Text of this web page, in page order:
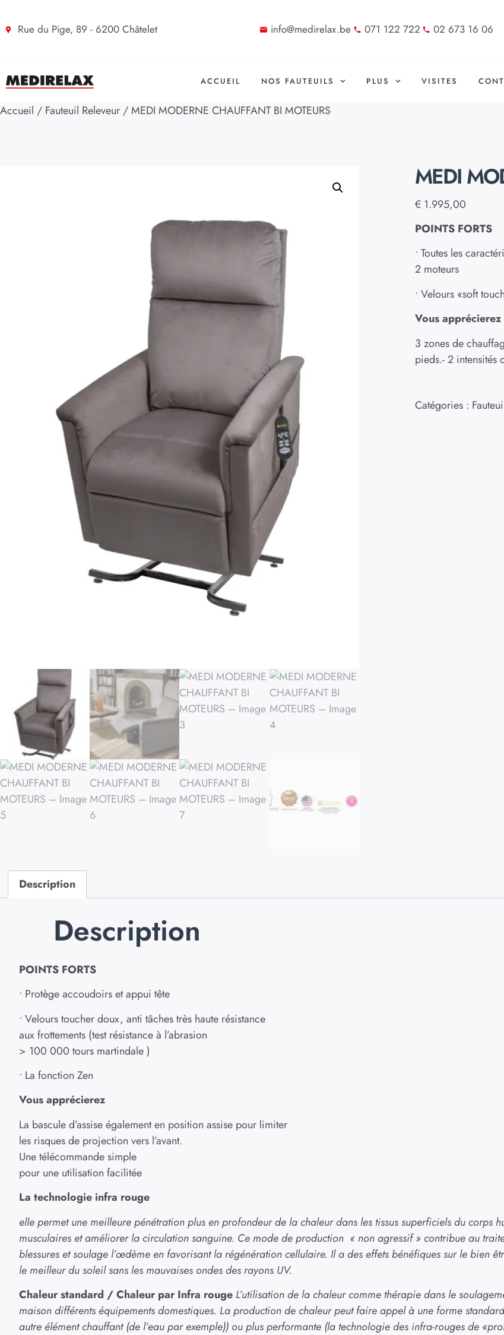
Rue du Pige, 89 - 6200 Châtelet info@medirelax.be 071 122 722 02 673 16 06
ACCUEIL NOS FAUTEUILS PLUS VISITES
Accueil / Fauteuil Releveur / MEDI MODERNE CHAUFFANT BI MOTEURS
MEDI
€1.995,00
POINTS FORTS
• Toutes les
2 moteurs
• Velours «soft
Vous apprécierez
3 zones de
pieds.- 2
Catégories :
Description
Description
POINTS FORTS
• Protège accoudoirs et appui tête
• Velours toucher doux, anti tâches très haute résistance
aux frottements (test résistance à l’abrasion
> 100 000 tours martindale )
• La fonction Zen
Vous apprécierez
La bascule d’assise également en position assise pour limiter
les risques de projection vers l’avant.
Une télécommande simple
pour une utilisation facilitée
La technologie infra rouge
elle permet une meilleure pénétration plus en profondeur de la chaleur dans les tissus superficiels du corps
musculaires et améliorer la circulation sanguine. Ce mode de production « non agressif » contribue au
blessures et soulage l’œdème en favorisant la régénération cellulaire. Il a des effets bénéfiques sur le bien
le meilleur du soleil sans les mauvaises ondes des rayons UV.
Chaleur standard / Chaleur par Infra rouge L’utilisation de la chaleur comme thérapie dans le
maison différents équipements domestiques. La production de chaleur peut faire appel à une forme
autre élément chauffant (de l’eau par exemple)) ou plus performante (la technologie des infra-rouges de